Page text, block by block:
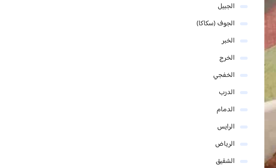
الجبيل
الجوف (سكاكا)
الخبر
الخرج
الخفجي
الدرب
الدمام
الرايس
الرياض
الشقيق